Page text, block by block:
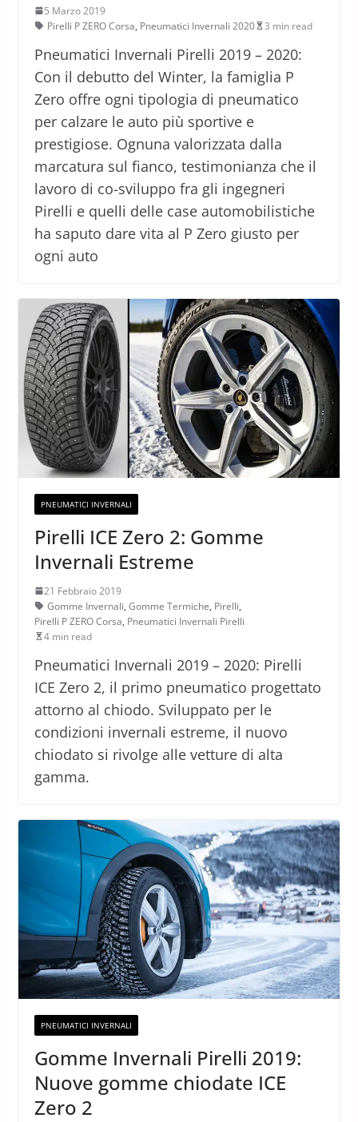
5 Marzo 2019
Pirelli P ZERO Corsa, Pneumatici Invernali 2020 3 min read
Pneumatici Invernali Pirelli 2019 – 2020:
Con il debutto del Winter, la famiglia P
Zero offre ogni tipologia di pneumatico
per calzare le auto più sportive e
prestigiose. Ognuna valorizzata dalla
marcatura sul fianco, testimonianza che il
lavoro di co-sviluppo fra gli ingegneri
Pirelli e quelli delle case automobilistiche
ha saputo dare vita al P Zero giusto per
ogni auto
PNEUMATICI INVERNALI
Pirelli ICE Zero 2: Gomme
Invernali Estreme
21 Febbraio 2019
Gomme Invernali, Gomme Termiche, Pirelli,
Pirelli P ZERO Corsa, Pneumatici Invernali Pirelli
4 min read
Pneumatici Invernali 2019 – 2020: Pirelli
ICE Zero 2, il primo pneumatico progettato
attorno al chiodo. Sviluppato per le
condizioni invernali estreme, il nuovo
chiodato si rivolge alle vetture di alta
gamma.
PNEUMATICI INVERNALI
Gomme Invernali Pirelli 2019:
Nuove gomme chiodate ICE
Zero 2